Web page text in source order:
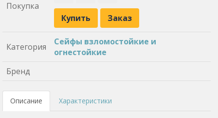
Покупка
Купить Заказ
Категория
Сейфы взломостойкие и
огнестойкие
Бренд
Описание Характеристики